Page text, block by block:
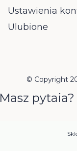
Ustawienia
Ulubione
© Copyright